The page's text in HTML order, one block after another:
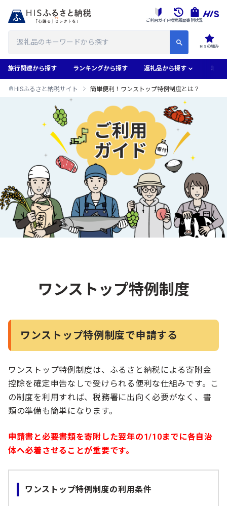
HISの強み
ご利用ガイド検索履歴寄附状況
旅行関連から探す ランキングから探す 返礼品から探す 地域
HISふるさと納税サイト 簡単便利！ワンストップ特例制度とは？
ワンストップ特例制度
ワンストップ特例制度で申請する
ワンストップ特例制度は、ふるさと納税による寄附金
控除を確定申告なしで受けられる便利な仕組みです。こ
の制度を利用すれば、税務署に出向く必要がなく、書
類の準備も簡単になります。
申請書と必要書類を寄附した翌年の1/10までに各自治
体へ必着させることが重要です。
ワンストップ特例制度の利用条件